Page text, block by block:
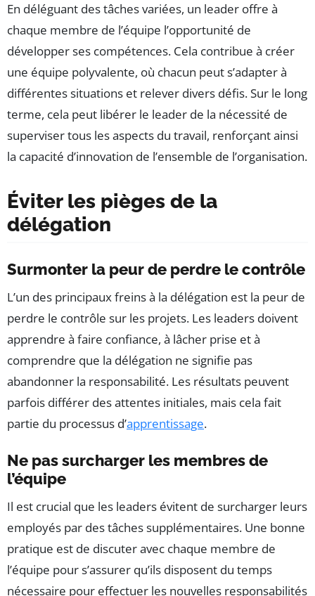
En déléguant des tâches variées, un leader offre à
chaque membre de l’équipe l’opportunité de
développer ses compétences. Cela contribue à créer
une équipe polyvalente, où chacun peut s’adapter à
différentes situations et relever divers défis. Sur le long
terme, cela peut libérer le leader de la nécessité de
superviser tous les aspects du travail, renforçant ainsi
la capacité d’innovation de l’ensemble de l’organisation.
Éviter les pièges de la
délégation
Surmonter la peur de perdre le contrôle
L’un des principaux freins à la délégation est la peur de
perdre le contrôle sur les projets. Les leaders doivent
apprendre à faire confiance, à lâcher prise et à
comprendre que la délégation ne signifie pas
abandonner la responsabilité. Les résultats peuvent
parfois différer des attentes initiales, mais cela fait
partie du processus d’apprentissage.
Ne pas surcharger les membres de
l’équipe
Il est crucial que les leaders évitent de surcharger leurs
employés par des tâches supplémentaires. Une bonne
pratique est de discuter avec chaque membre de
l’équipe pour s’assurer qu’ils disposent du temps
nécessaire pour effectuer les nouvelles responsabilités